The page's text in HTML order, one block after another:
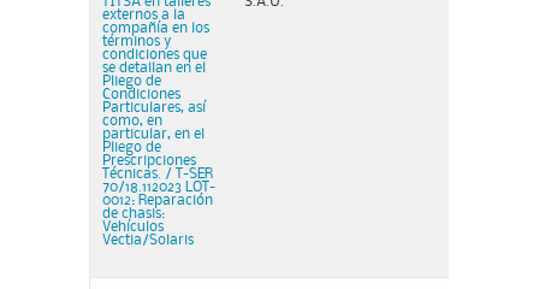
externos a la
compañía en los
términos y
condiciones que
se detallan en el
Pliego de
Condiciones
Particulares, así
como, en
particular, en el
Pliego de
Prescripciones
Técnicas. / T-SER
70/18.112023 LOT-
0012: Reparación
de chasis:
Vehículos
Vectia/Solaris